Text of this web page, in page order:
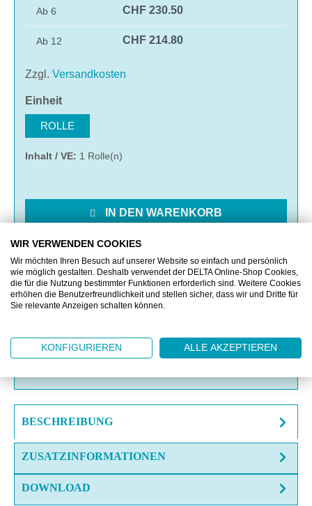
Ab 6 CHF 230.50
Ab 12 CHF 214.80
Zzgl. Versandkosten
Einheitauswählen
ROLLE
Inhalt / VE: 1 Rolle(n)
IN DEN WARENKORB
VERGLEICHEN
OFFERTE EINHOLEN
BESCHREIBUNG
ZUSATZINFORMATIONEN
DOWNLOAD
WIR VERWENDEN COOKIES
Wir möchten Ihren Besuch auf unserer Website so einfach und persönlich
wie möglich gestalten. Deshalb verwendet der DELTA Online-Shop Cookies,
die für die Nutzung bestimmter Funktionen erforderlich sind. Weitere Cookies
erhöhen die Benutzerfreundlichkeit und stellen sicher, dass wir und Dritte für
Sie relevante Anzeigen schalten können.
KONFIGURIEREN ALLE AKZEPTIEREN